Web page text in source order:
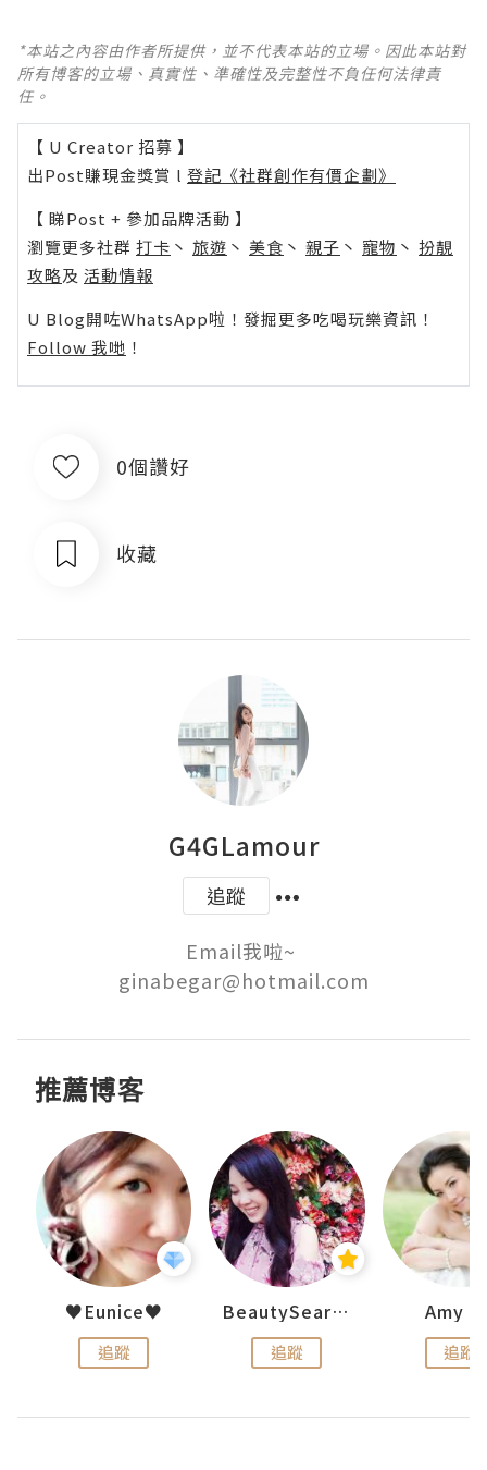
*本站之內容由作者所提供，並不代表本站的立場。因此本站對
所有博客的立場、真實性、準確性及完整性不負任何法律責
任。
【 U Creator 招募 】
出Post賺現金獎賞 l 登記《社群創作有價企劃》
【 睇Post + 參加品牌活動 】
瀏覽更多社群 打卡 丶 旅遊 丶 美食 丶 親子 丶 寵物 丶 扮靚
攻略及 活動情報
U Blog開咗WhatsApp啦！發掘更多吃喝玩樂資訊！
Follow 我哋 ！
0個讚好
收藏
G4GLamour
追蹤
Email我啦~
推薦博客
♥Eunice♥
追蹤
BeautySearch
追蹤
Amy
追蹤